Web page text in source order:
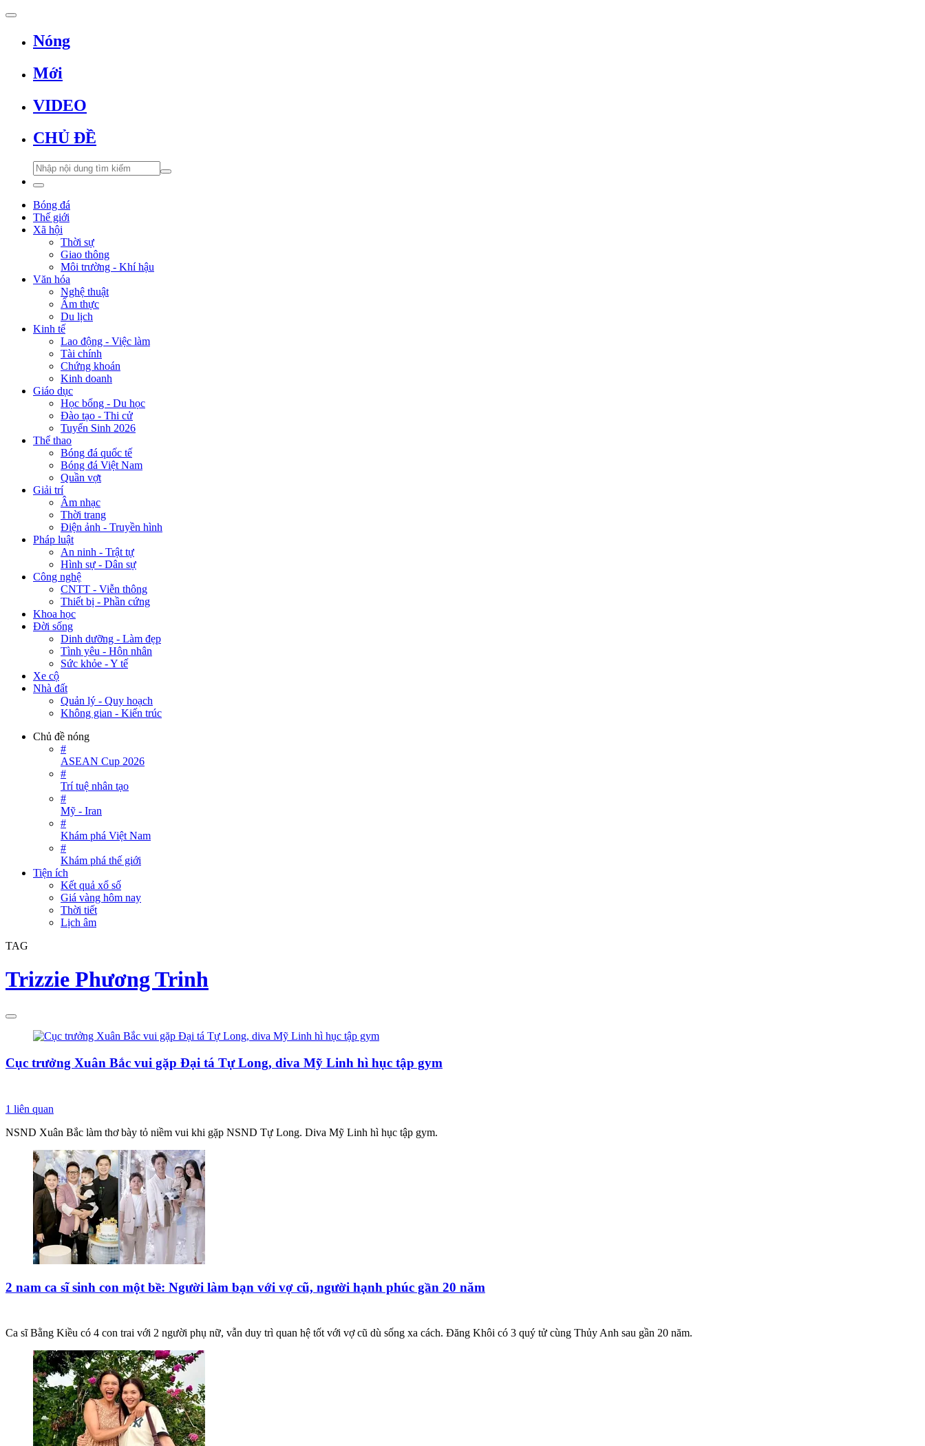
Nóng
Mới
VIDEO
CHỦ ĐỀ
Bóng đá
Thế giới
Xã hội
Thời sự
Giao thông
Môi trường - Khí hậu
Văn hóa
Nghệ thuật
Ẩm thực
Du lịch
Kinh tế
Lao động - Việc làm
Tài chính
Chứng khoán
Kinh doanh
Giáo dục
Học bổng - Du học
Đào tạo - Thi cử
Tuyển Sinh 2026
Thể thao
Bóng đá quốc tế
Bóng đá Việt Nam
Quần vợt
Giải trí
Âm nhạc
Thời trang
Điện ảnh - Truyền hình
Pháp luật
An ninh - Trật tự
Hình sự - Dân sự
Công nghệ
CNTT - Viễn thông
Thiết bị - Phần cứng
Khoa học
Đời sống
Dinh dưỡng - Làm đẹp
Tình yêu - Hôn nhân
Sức khỏe - Y tế
Xe cộ
Nhà đất
Quản lý - Quy hoạch
Không gian - Kiến trúc
Chủ đề nóng
#
ASEAN Cup 2026
#
Trí tuệ nhân tạo
#
Mỹ - Iran
#
Khám phá Việt Nam
#
Khám phá thế giới
Tiện ích
Kết quả xổ số
Giá vàng hôm nay
Thời tiết
Lịch âm
TAG
Trizzie Phương Trinh
Cục trưởng Xuân Bắc vui gặp Đại tá Tự Long, diva Mỹ Linh hì hục tập gym
1 liên quan
NSND Xuân Bắc làm thơ bày tỏ niềm vui khi gặp NSND Tự Long. Diva Mỹ Linh hì hục tập gym.
2 nam ca sĩ sinh con một bề: Người làm bạn với vợ cũ, người hạnh phúc gần 20 năm
Ca sĩ Bằng Kiều có 4 con trai với 2 người phụ nữ, vẫn duy trì quan hệ tốt với vợ cũ dù sống xa cách. Đăng Khôi có 3 quý tử cùng Thủy Anh sau gần 20 năm.